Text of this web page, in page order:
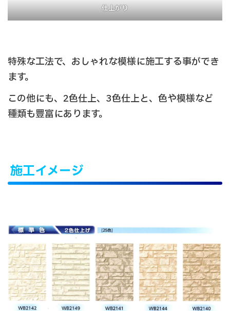
仕上がり
特殊な工法で、おしゃれな模様に施工する事ができ
ます。
この他にも、2色仕上、3色仕上と、色や模様など
種類も豊富にあります。
施工イメージ